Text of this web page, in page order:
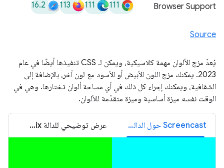
Browser Support
111
111
113
16.2
Source
يُعدّ مزج الألوان مهمة كلاسيكية، ويمكن لـ CSS تنفيذها أيضًا في عام
2023. يمكنك مزج اللون الأبيض أو الأسود مع لون آخر، بالإضافة إلى
الشفافية، ويمكنك إجراء كل ذلك في أي مساحة ألوان تختارها. وهي في
الوقت نفسه ميزة أساسية وميزة متقدّمة للألوان.
‫Screencast حول الدالة color-mix() عرض توضيحي للدالة color-mix()